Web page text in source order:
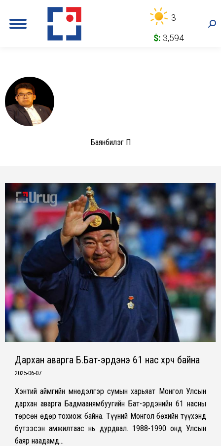
3
$: 3,594
Баянбилэг П
Дархан аварга Б.Бат-эрдэнэ 61 нас хүрч байна
2025-06-07
Хэнтий аймгийн Өмнөдэлгэр сумын харьяат Монгол Улсын
дархан аварга Бадмаанямбуугийн Бат-эрдэнийн 61 насны
төрсөн өдөр тохиож байна. Түүний Монгол бөхийн түүхэнд
бүтээсэн амжилтаас нь дурдвал. 1988-1990 онд Улсын
баяр наадамд…